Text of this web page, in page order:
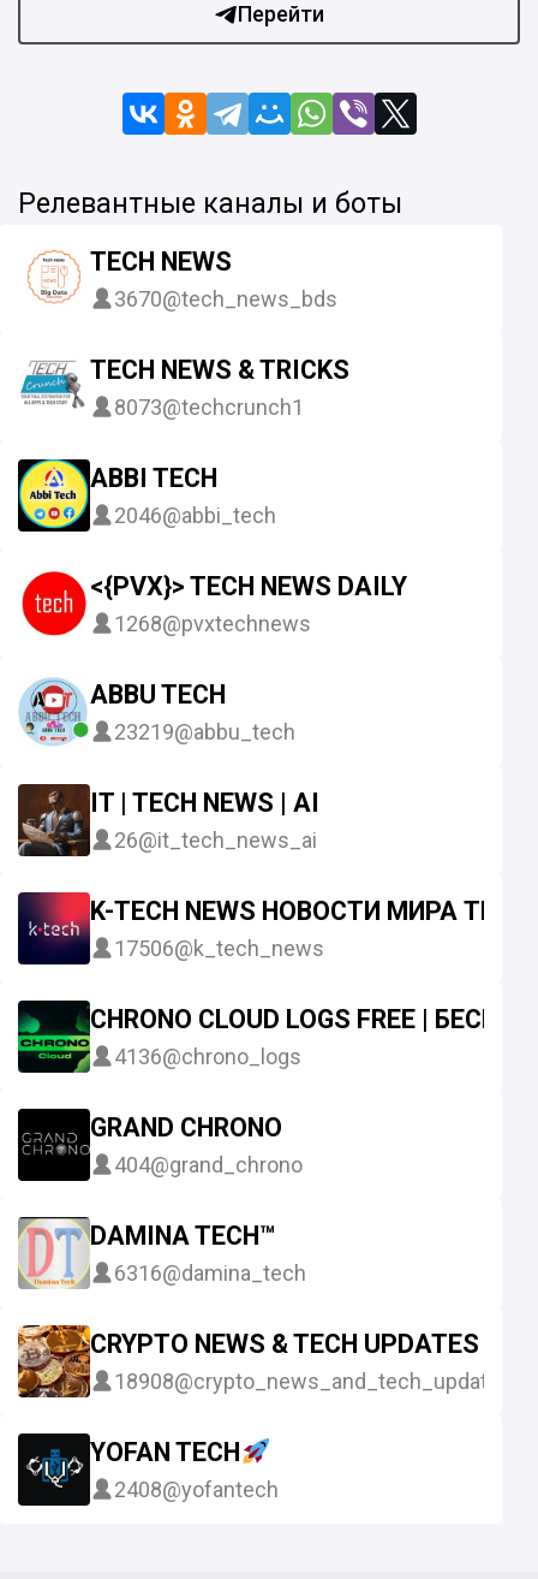
Перейти
Релевантные каналы и боты
TECH NEWS
3670@tech_news_bds
TECH NEWS & TRICKS
8073@techcrunch1
ABBI TECH
2046@abbi_tech
<{PVX}> TECH NEWS DAILY
1268@pvxtechnews
ABBU TECH
23219@abbu_tech
IT | TECH NEWS | AI
26@it_tech_news_ai
K-TECH NEWS НОВОСТИ МИРА
17506@k_tech_news
CHRONO CLOUD LOGS FREE |
4136@chrono_logs
GRAND CHRONO
404@grand_chrono
DAMINA TECH™
6316@damina_tech
CRYPTO NEWS & TECH UPDATES
18908@crypto_news_and_tech_updates
YOFAN TECH
2408@yofantech